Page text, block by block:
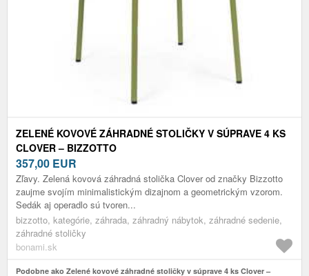
ZELENÉ KOVOVÉ ZÁHRADNÉ STOLIČKY V SÚPRAVE 4 KS
CLOVER – BIZZOTTO
357,00 EUR
Zľavy. Zelená kovová záhradná stolička Clover od značky Bizzotto
zaujme svojím minimalistickým dizajnom a geometrickým vzorom.
Sedák aj operadlo sú tvoren...
bizzotto, kategórie, záhrada, záhradný nábytok, záhradné sedenie,
záhradné stoličky
bonami.sk
Podobne ako Zelené kovové záhradné stoličky v súprave 4 ks Clover –